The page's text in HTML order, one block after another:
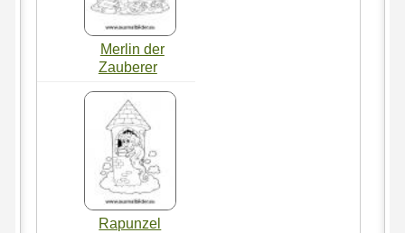
Merlin der
Zauberer
Rapunzel